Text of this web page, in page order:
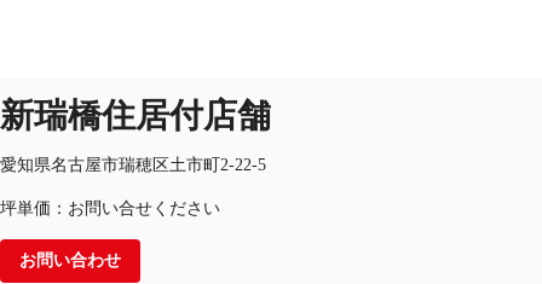
オフィス・事務所
倉庫・物流センター
地図検索
JP
新瑞橋住居付店舗
愛知県名古屋市瑞穂区土市町2-22-5
坪単価：お問い合せください
お問い合わせ